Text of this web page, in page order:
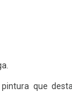
que